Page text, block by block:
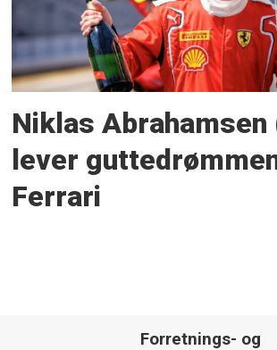
Niklas Abrahamsen
lever
Ferrari
Forretnings- og